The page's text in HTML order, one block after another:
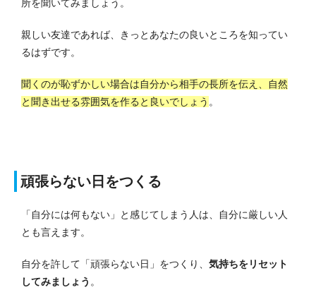
所を聞いてみましょう。
親しい友達であれば、きっとあなたの良いところを知ってい
るはずです。
聞くのが恥ずかしい場合は自分から相手の長所を伝え、自然
と聞き出せる雰囲気を作ると良いでしょう 。
頑張らない日をつくる
「自分には何もない」と感じてしまう人は、自分に厳しい人
とも言えます。
自分を許して「頑張らない日」をつくり、 気持ちをリセット
してみましょう 。